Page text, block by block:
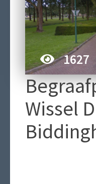
1627
Wissel